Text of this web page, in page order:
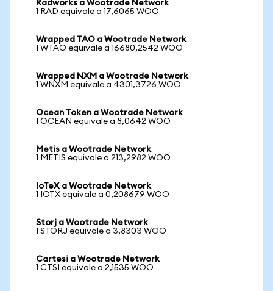
Radworks a Wootrade Network
1 RAD equivale a 17,6065 WOO
Wrapped TAO a Wootrade Network
1 WTAO equivale a 16680,2542 WOO
Wrapped NXM a Wootrade Network
1 WNXM equivale a 4301,3726 WOO
Ocean Token a Wootrade Network
1 OCEAN equivale a 8,0642 WOO
Metis a Wootrade Network
1 METIS equivale a 213,2982 WOO
IoTeX a Wootrade Network
1 IOTX equivale a 0,208679 WOO
Storj a Wootrade Network
1 STORJ equivale a 3,8303 WOO
Cartesi a Wootrade Network
1 CTSI equivale a 2,1535 WOO